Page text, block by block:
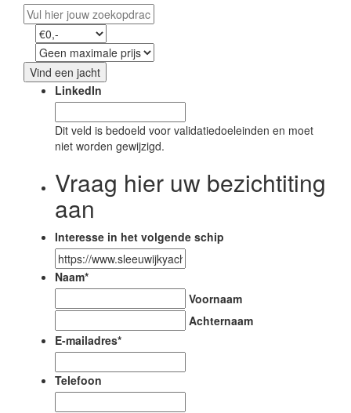
Vind een jacht
LinkedIn
Dit veld is bedoeld voor validatiedoeleinden en moet
niet worden gewijzigd.
Vraag hier uw bezichtiting
aan
Interesse in het volgende schip
Naam*
Voornaam
Achternaam
E-mailadres*
Telefoon